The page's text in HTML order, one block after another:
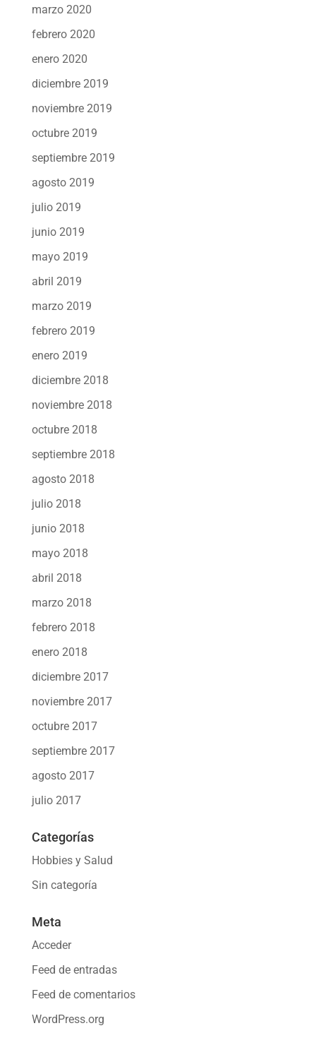
marzo 2020
febrero 2020
enero 2020
diciembre 2019
noviembre 2019
octubre 2019
septiembre 2019
agosto 2019
julio 2019
junio 2019
mayo 2019
abril 2019
marzo 2019
febrero 2019
enero 2019
diciembre 2018
noviembre 2018
octubre 2018
septiembre 2018
agosto 2018
julio 2018
junio 2018
mayo 2018
abril 2018
marzo 2018
febrero 2018
enero 2018
diciembre 2017
noviembre 2017
octubre 2017
septiembre 2017
agosto 2017
julio 2017
Categorías
Hobbies y Salud
Sin categoría
Meta
Acceder
Feed de entradas
Feed de comentarios
WordPress.org